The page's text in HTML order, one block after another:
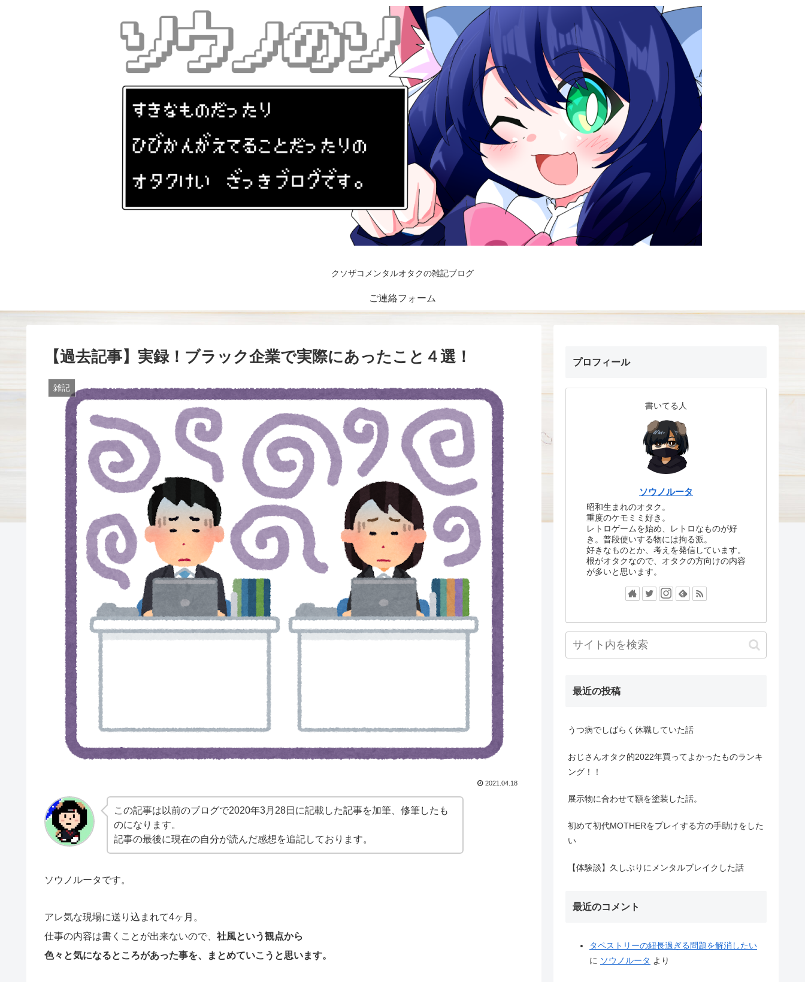
クソザコメンタルオタクの雑記ブログ
ご連絡フォーム
【過去記事】実録！ブラック企業で実際にあったこと４選！
雑記
2021.04.18
この記事は以前のブログで2020年3月28日に記載した記事を加筆、修筆したも
のになります。
記事の最後に現在の自分が読んだ感想を追記しております。
ソウノルータです。
アレ気な現場に送り込まれて4ヶ月。
仕事の内容は書くことが出来ないので、 社風という観点から
色々と気になるところがあった事を、まとめていこうと思います。
プロフィール
書いてる人
ソウノルータ
昭和生まれのオタク。
重度のケモミミ好き。
レトロゲームを始め、レトロなものが好
き。普段使いする物には拘る派。
好きなものとか、考えを発信しています。
根がオタクなので、オタクの方向けの内容
が多いと思います。
最近の投稿
うつ病でしばらく休職していた話
おじさんオタク的2022年買ってよかったものランキ
ング！！
展示物に合わせて額を塗装した話。
初めて初代MOTHERをプレイする方の手助けをした
い
【体験談】久しぶりにメンタルブレイクした話
最近のコメント
タペストリーの紐長過ぎる問題を解消したい
に ソウノルータ より